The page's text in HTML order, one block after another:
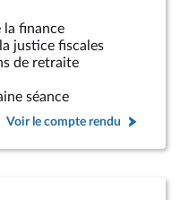
la finance
justice fiscales
de retraite
séance
Voir le compte rendu